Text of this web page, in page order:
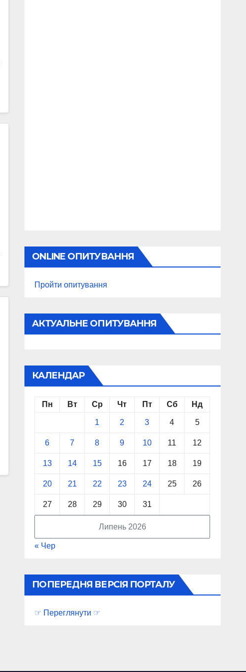
ONLINE ОПИТУВАННЯ
Пройти опитування
АКТУАЛЬНЕ ОПИТУВАННЯ
КАЛЕНДАР
Липень 2026
Пн Вт Ср Чт Пт Сб Нд
1 2 3 4 5
6 7 8 9 10 11 12
13 14 15 16 17 18 19
20 21 22 23 24 25 26
27 28 29 30 31
« Чер
ПОПЕРЕДНЯ ВЕРСІЯ ПОРТАЛУ
☞ Переглянути ☞